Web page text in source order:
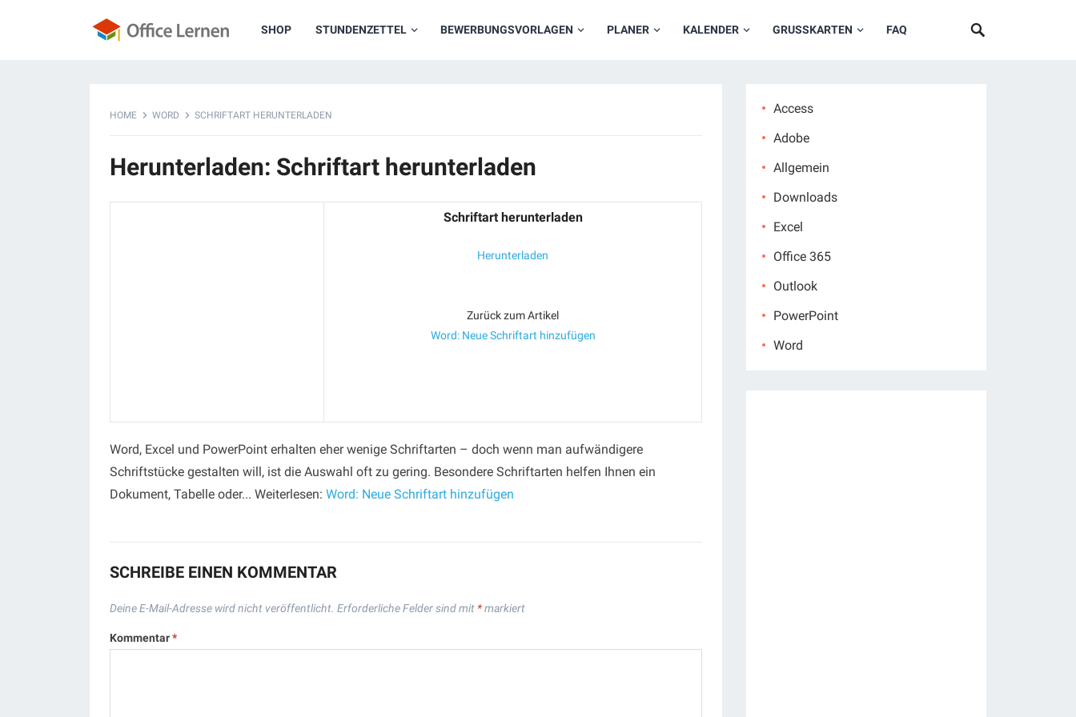
SHOP STUNDENZETTEL BEWERBUNGSVORLAGEN PLANER KALENDER GRUSSKARTEN FAQ
HOME WORD SCHRIFTART HERUNTERLADEN
Herunterladen: Schriftart herunterladen
Schriftart herunterladen
Herunterladen
Zurück zum Artikel
Word: Neue Schriftart hinzufügen
Word, Excel und PowerPoint erhalten eher wenige Schriftarten – doch wenn man aufwändigere
Schriftstücke gestalten will, ist die Auswahl oft zu gering. Besondere Schriftarten helfen Ihnen ein
Dokument, Tabelle oder... Weiterlesen: Word: Neue Schriftart hinzufügen
SCHREIBE EINEN KOMMENTAR
Deine E-Mail-Adresse wird nicht veröffentlicht. Erforderliche Felder sind mit *markiert
Kommentar*
Access
Adobe
Allgemein
Downloads
Excel
Office 365
Outlook
PowerPoint
Word